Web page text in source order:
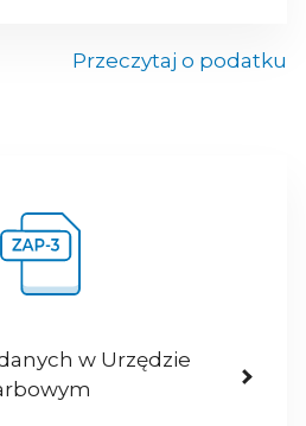
Przeczytaj o podatku
w Urzędzie